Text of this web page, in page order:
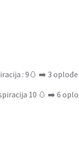
: 9🥚 ➡️ 3
10 🥚 ➡️ 6